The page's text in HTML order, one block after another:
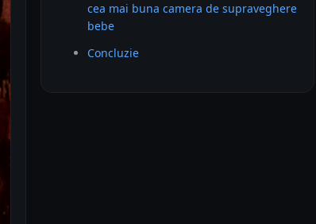
cea mai buna camera de supraveghere
bebe
Concluzie